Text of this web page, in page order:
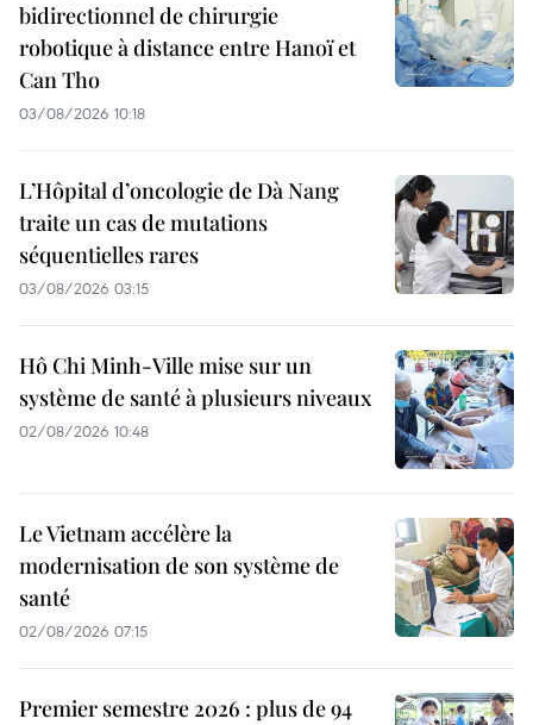
bidirectionnel de chirurgie
robotique à distance entre Hanoï et
Can Tho
03/08/2026 10:18
L’Hôpital d’oncologie de Dà Nang
traite un cas de mutations
séquentielles rares
03/08/2026 03:15
Hô Chi Minh-Ville mise sur un
système de santé à plusieurs niveaux
02/08/2026 10:48
Le Vietnam accélère la
modernisation de son système de
santé
02/08/2026 07:15
Premier semestre 2026 : plus de 94